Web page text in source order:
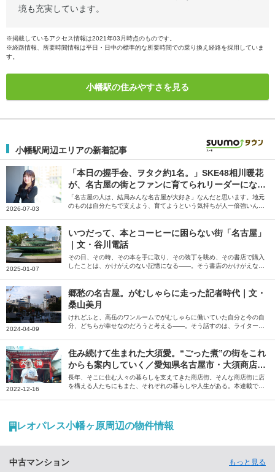
境も充実しています。
※掲載しているアクセス情報は2021年03月時点のものです。
※経路情報、所要時間情報は平日・日中の標準的な所要時間での乗り換え経路を採用していま
す。
小幡駅の住みやすさを見る
小幡駅周辺エリアの新着記事
2026-07-03
「本日の握手会、ヲタク約1名。」SKE48相川暖花
が、名古屋の街とファンに育てられリーダーになる
まで
「名古屋の人は、結局みんな名古屋が大好き」なんだと思います。地元
のものは自分たちで支えよう、育てようという気持ちが人一倍強いんで
2025-01-07
いつだって、本とコーヒーに困らない街「名古屋」
｜文・谷川電話
その日、その時、その本を手に取り、その装丁を眺め、その書店で購入
したことは、かけがえのない記憶になる――。そう書店のかけがえなさ
ていただきました。
2024-04-09
郷愁の名古屋。がむしゃらに走った記者時代｜文・
桑山美月
けれどふと、高岳のワンルームでがむしゃらに働いていた自分と今の自
分、どちらが幸せなのだろうと考える――。そう話すのは、ライターの
2022-12-16
住み続けて生まれた大須愛。“ごった煮”の街をこれ
からも案内していく／愛知県名古屋市・大須商店街
「大須案内人」スティーブン・カーターさん【商店
街の住人たち】
長年、そこに住む人々の暮らしを支えてきた商店街。そんな商店街に店
を構える人たちにもまた、それぞれの暮らしや人生がある。本連載で
ました。
レオパレス小幡ヶ原周辺の物件情報
中古マンション もっと見る